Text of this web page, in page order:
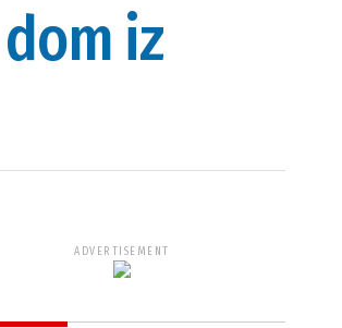
iz
ADVERTISEMENT